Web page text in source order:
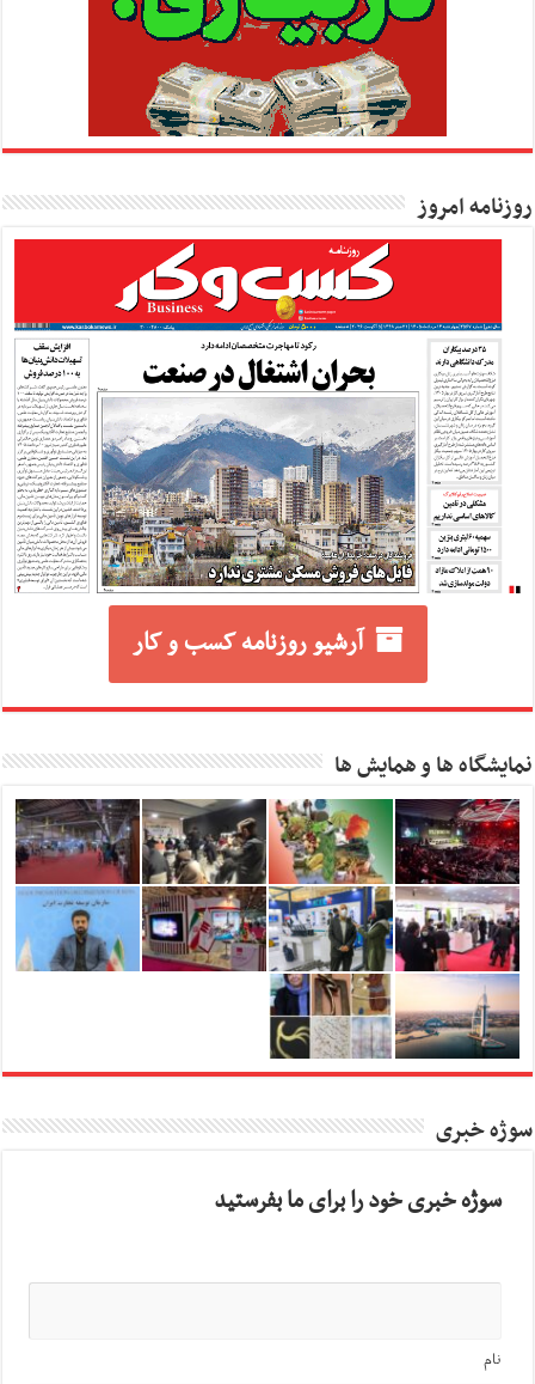
روزنامه امروز
آرشیو روزنامه کسب و کار
نمایشگاه ها و همایش ها
سوژه خبری
سوژه خبری خود را برای ما بفرستید
نام